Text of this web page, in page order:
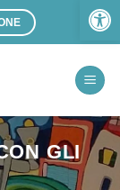
GLI